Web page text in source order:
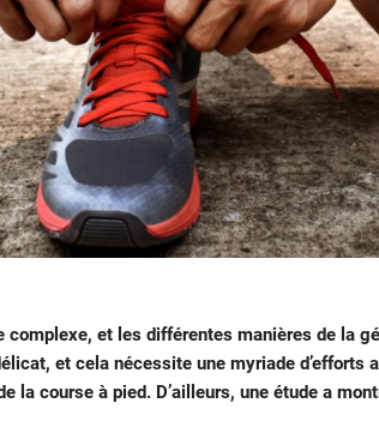
complexe, et les différentes manières de la
et cela nécessite une myriade d’efforts
la course à pied. D’ailleurs, une étude a